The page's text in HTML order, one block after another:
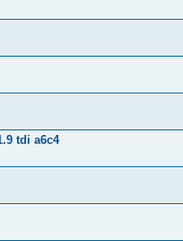
tdi а6с4